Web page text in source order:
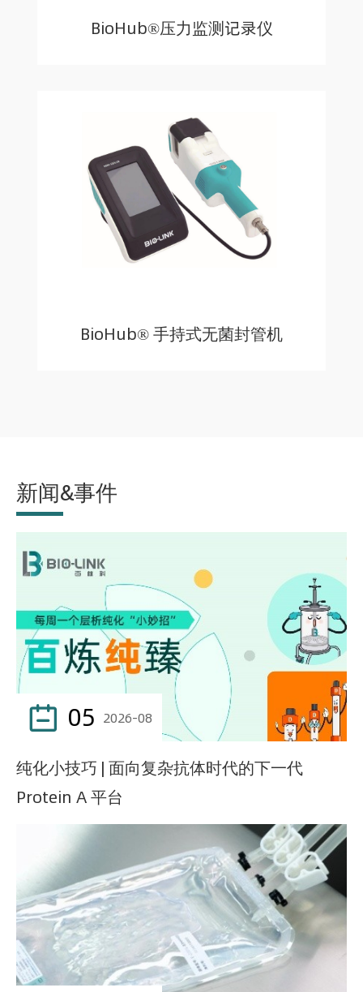
BioHub®压力监测记录仪
BioHub® 手持式无菌封管机
新闻&事件
 05 2026-08
纯化小技巧 | 面向复杂抗体时代的下一代
Protein A 平台